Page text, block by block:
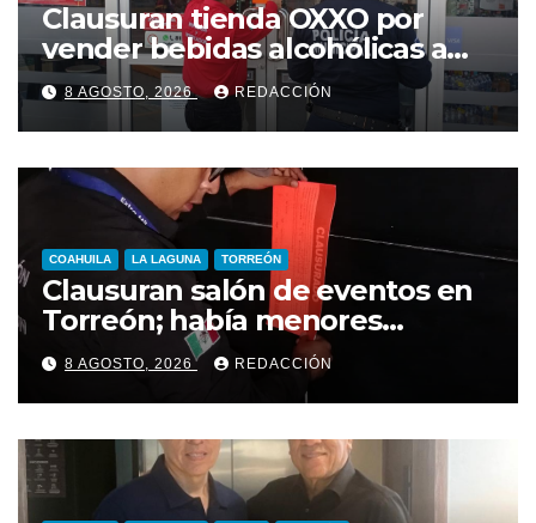
Clausuran tienda OXXO por
vender bebidas alcohólicas a
menores de edad
8 AGOSTO, 2026 REDACCIÓN
COAHUILA LA LAGUNA TORREÓN
Clausuran salón de eventos en
Torreón; había menores
alcoholizados durante
inspección
8 AGOSTO, 2026 REDACCIÓN